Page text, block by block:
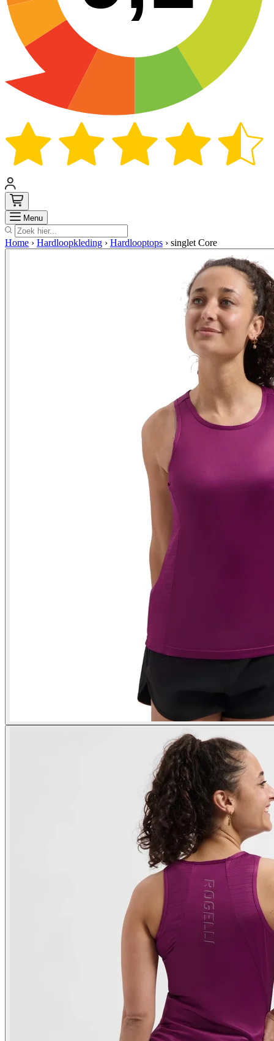
Menu Zoek
Home › Hardloopkleding › Hardlooptops › singlet Core